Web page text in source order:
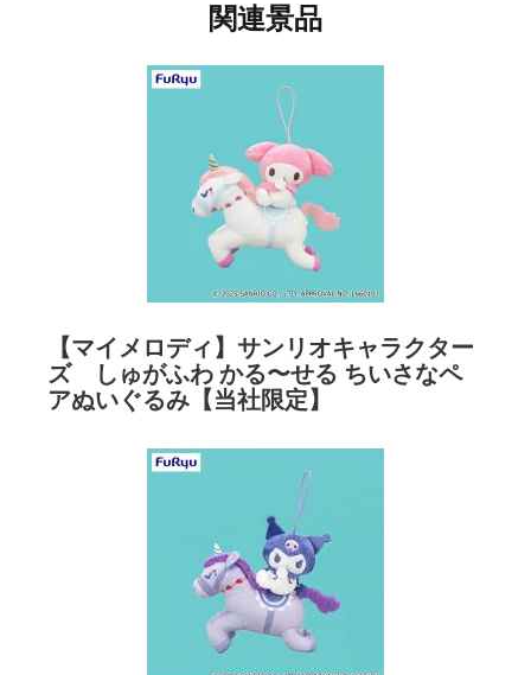
関連景品
【マイメロディ】サンリオキャラクター
ズ しゅがふわ かる〜せる ちいさなペ
アぬいぐるみ【当社限定】